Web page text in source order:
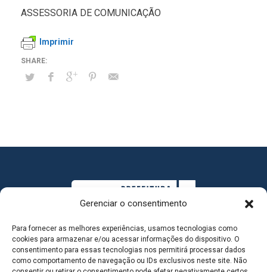
Gerenciar o consentimento
Para fornecer as melhores experiências, usamos tecnologias como
cookies para armazenar e/ou acessar informações do dispositivo. O
consentimento para essas tecnologias nos permitirá processar dados
como comportamento de navegação ou IDs exclusivos neste site. Não
ASSESSORIA DE COMUNICAÇÃO
Imprimir